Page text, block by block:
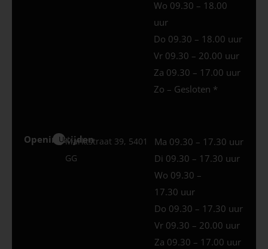
Wo 09.30 – 18.00
uur
Do 09.30 – 18.00 uur
Vr 09.30 – 20.00 uur
Za 09.30 – 17.00 uur
Zo – Gesloten *
Openingstijden
Uden
Marktstraat 39, 5401
GG
Ma 09.30 – 17.30 uur
Di 09.30 – 17.30 uur
Wo 09.30 –
17.30 uur
Do 09.30 – 17.30 uur
Vr 09.30 – 20.00 uur
Za 09.30 – 17.00 uur